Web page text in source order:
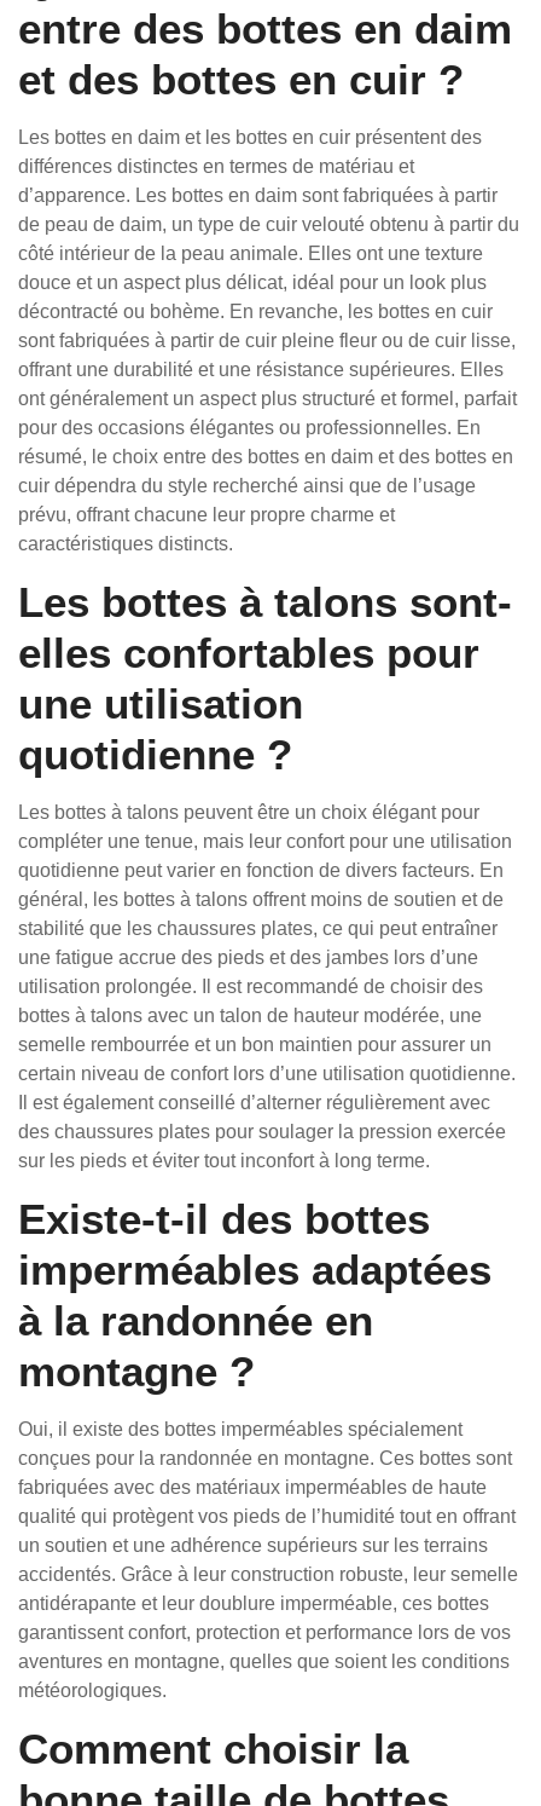
entre des bottes en daim
et des bottes en cuir ?
Les bottes en daim et les bottes en cuir présentent des
différences distinctes en termes de matériau et
d’apparence. Les bottes en daim sont fabriquées à partir
de peau de daim, un type de cuir velouté obtenu à partir du
côté intérieur de la peau animale. Elles ont une texture
douce et un aspect plus délicat, idéal pour un look plus
décontracté ou bohème. En revanche, les bottes en cuir
sont fabriquées à partir de cuir pleine fleur ou de cuir lisse,
offrant une durabilité et une résistance supérieures. Elles
ont généralement un aspect plus structuré et formel, parfait
pour des occasions élégantes ou professionnelles. En
résumé, le choix entre des bottes en daim et des bottes en
cuir dépendra du style recherché ainsi que de l’usage
prévu, offrant chacune leur propre charme et
caractéristiques distincts.
Les bottes à talons sont-
elles confortables pour
une utilisation
quotidienne ?
Les bottes à talons peuvent être un choix élégant pour
compléter une tenue, mais leur confort pour une utilisation
quotidienne peut varier en fonction de divers facteurs. En
général, les bottes à talons offrent moins de soutien et de
stabilité que les chaussures plates, ce qui peut entraîner
une fatigue accrue des pieds et des jambes lors d’une
utilisation prolongée. Il est recommandé de choisir des
bottes à talons avec un talon de hauteur modérée, une
semelle rembourrée et un bon maintien pour assurer un
certain niveau de confort lors d’une utilisation quotidienne.
Il est également conseillé d’alterner régulièrement avec
des chaussures plates pour soulager la pression exercée
sur les pieds et éviter tout inconfort à long terme.
Existe-t-il des bottes
imperméables adaptées
à la randonnée en
montagne ?
Oui, il existe des bottes imperméables spécialement
conçues pour la randonnée en montagne. Ces bottes sont
fabriquées avec des matériaux imperméables de haute
qualité qui protègent vos pieds de l’humidité tout en offrant
un soutien et une adhérence supérieurs sur les terrains
accidentés. Grâce à leur construction robuste, leur semelle
antidérapante et leur doublure imperméable, ces bottes
garantissent confort, protection et performance lors de vos
aventures en montagne, quelles que soient les conditions
météorologiques.
Comment choisir la